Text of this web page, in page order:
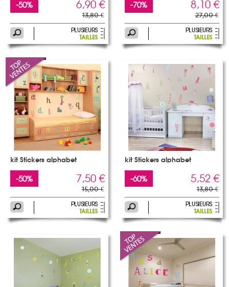
-50% 6,90 €
13,80 €
-70% 8,10 €
27,00 €
kit Stickers alphabet
-50% 7,50 €
15,00 €
kit Stickers alphabet
-60% 5,52 €
13,80 €